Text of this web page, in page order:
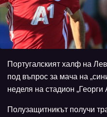
Португалският халф на
под въпрос за мача на
неделя на стадион
Полузащитникът получи